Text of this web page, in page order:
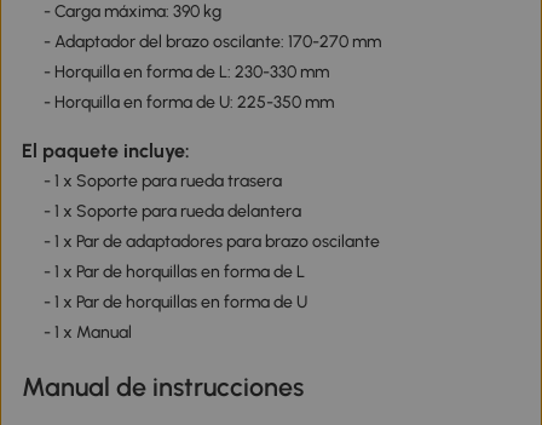
- Carga máxima: 390 kg
- Adaptador del brazo oscilante: 170-270 mm
- Horquilla en forma de L: 230-330 mm
- Horquilla en forma de U: 225-350 mm
El paquete incluye:
- 1 x Soporte para rueda trasera
- 1 x Soporte para rueda delantera
- 1 x Par de adaptadores para brazo oscilante
- 1 x Par de horquillas en forma de L
- 1 x Par de horquillas en forma de U
- 1 x Manual
Manual de instrucciones